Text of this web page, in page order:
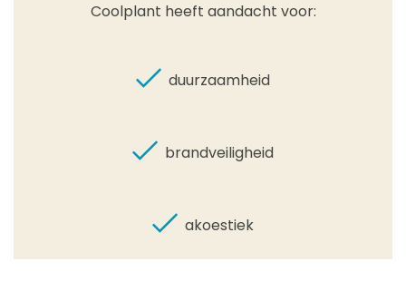
Coolplant heeft aandacht voor:
duurzaamheid
brandveiligheid
akoestiek